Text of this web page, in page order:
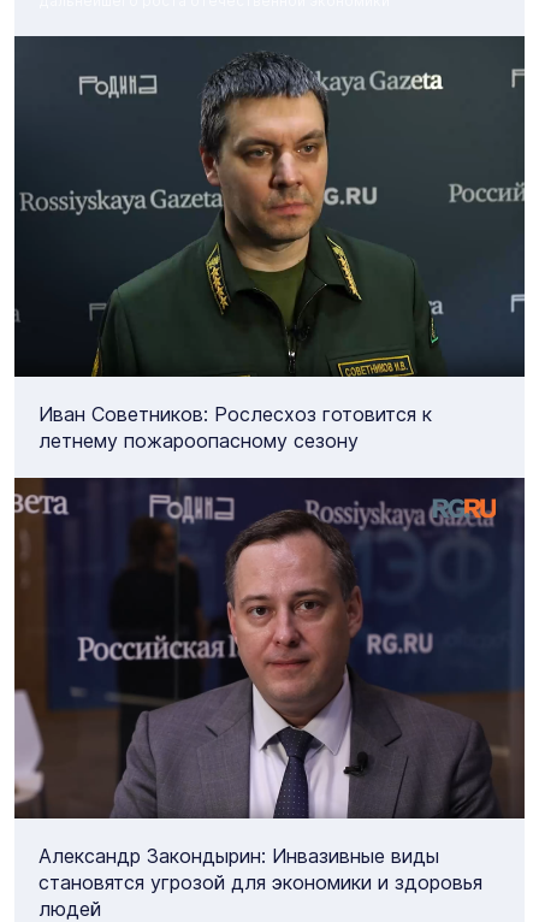
Иван Советников: Рослесхоз готовится к
летнему пожароопасному сезону
Александр Закондырин: Инвазивные виды
становятся угрозой для экономики и здоровья
людей